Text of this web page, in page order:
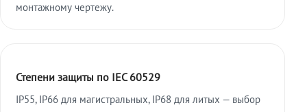
монтажному чертежу.
Степени защиты по IEC 60529
IP55, IP66 для магистральных, IP68 для литых — выбор